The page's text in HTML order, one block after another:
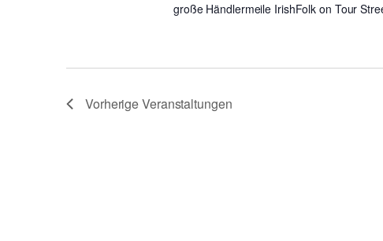
große Händlermeile IrishFolk on Tour
VorherigeVeranstaltungen